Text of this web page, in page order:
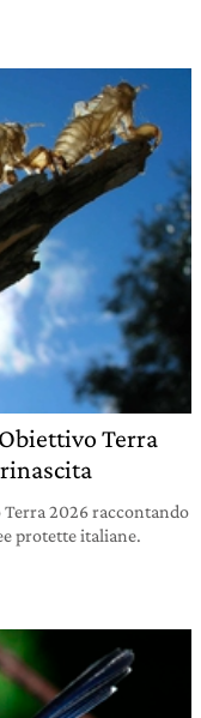
Terra
Terra 2026 raccontando
protette italiane.